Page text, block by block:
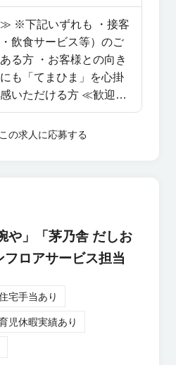
ドそのものに共感や愛着
ていただけると考えてい
多くのファンに支えられ
とは、私たちの大きな
財産です。 【働きや
上の連続休暇を取得可
、中途入社の方からは
に休みが取れるのか」
れる声も多く聞かれま
子育て中の社員や男性の
率が高いことも特徴
き方が可能です。 接客
実務を通じて学んでい
す。 私たちは「まごこ
大切にし、お客様との向
にも丁寧な「てまひ
けています。 その積み
り、顔なじみのお客様
「ここはスタッフの接
らしいね」といった嬉
だける方を歓迎します。
を担っていただくキャ
用意しています。 【副
務分担の管理を行い、ス
自分の言葉で製品の価
られるよう育成しま
※下記いずれも ・接客
・飲食サービス等）のご
る方 ・お客様との向き
も「てまひま」を心掛
いただける方 ≪歓迎≫
商品が好きな方 ・店長
販販売のご経験のある
この求人に応募する
や」「茅乃舎 だしお
ロアサービス担当
宅手当あり
児休暇実績あり